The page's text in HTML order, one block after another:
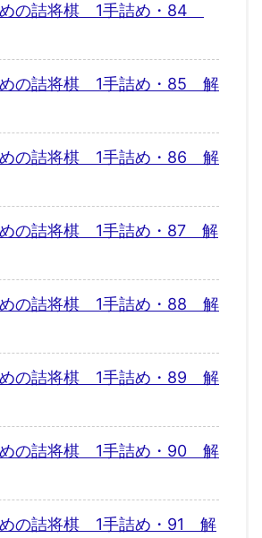
めの詰将棋 1手詰め・84
めの詰将棋 1手詰め・85 解
めの詰将棋 1手詰め・86 解
めの詰将棋 1手詰め・87 解
めの詰将棋 1手詰め・88 解
めの詰将棋 1手詰め・89 解
めの詰将棋 1手詰め・90 解
めの詰将棋 1手詰め・91 解